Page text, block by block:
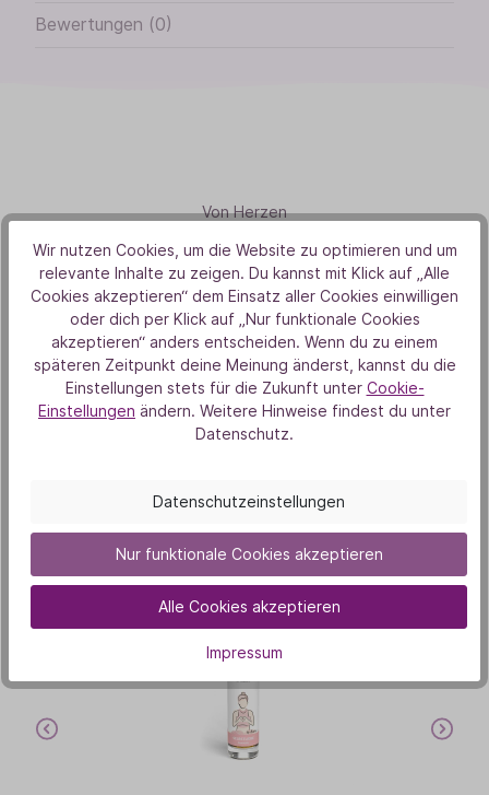
Bewertungen (0)
Von Herzen
Aus Liebe zur Natur
Unsere Duft-Highlights
interessieren
Wir nutzen Cookies, um die Website zu optimieren und um
relevante Inhalte zu zeigen. Du kannst mit Klick auf „Alle
Cookies akzeptieren“ dem Einsatz aller Cookies einwilligen
oder dich per Klick auf „Nur funktionale Cookies
akzeptieren“ anders entscheiden. Wenn du zu einem
späteren Zeitpunkt deine Meinung änderst, kannst du die
Einstellungen stets für die Zukunft unter Cookie-
Einstellungen ändern. Weitere Hinweise findest du unter
Datenschutz.
Datenschutzeinstellungen
Nur funktionale Cookies akzeptieren
Alle Cookies akzeptieren
Impressum